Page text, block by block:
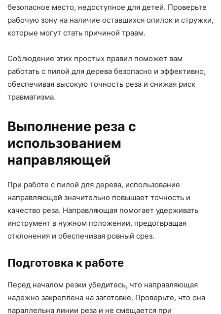
безопасное место, недоступное для детей. Проверьте
рабочую зону на наличие оставшихся опилок и стружки,
которые могут стать причиной травм.
Соблюдение этих простых правил поможет вам
работать с пилой для дерева безопасно и эффективно,
обеспечивая высокую точность реза и снижая риск
травматизма.
Выполнение реза с
использованием
направляющей
При работе с пилой для дерева, использование
направляющей значительно повышает точность и
качество реза. Направляющая помогает удерживать
инструмент в нужном положении, предотвращая
отклонения и обеспечивая ровный срез.
Подготовка к работе
Перед началом резки убедитесь, что направляющая
надежно закреплена на заготовке. Проверьте, что она
параллельна линии реза и не смещается при